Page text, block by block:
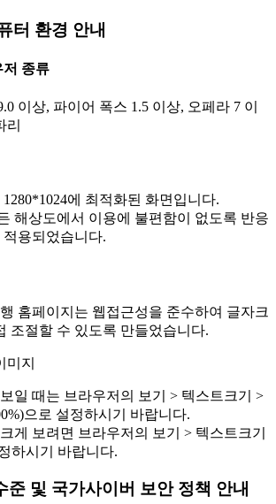
터 환경 안내
저 종류
이상, 파이어 폭스 1.5 이상, 오페라 7 이
리
에 최적화된 화면입니다.
해상도에서 이용에 불편함이 없도록 반응
용되었습니다.
홈페이지는 웹접근성을 준수하여 글자크
조절할 수 있도록 만들었습니다.
일 때는 브라우저의 보기 > 텍스트크기 >
으로 설정하시기 바랍니다.
게 보려면 브라우저의 보기 > 텍스트크기
하시기 바랍니다.
준 및 국가사이버 보안 정책 안내